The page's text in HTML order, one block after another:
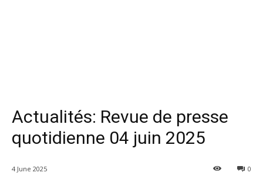
Actualités: Revue de presse
quotidienne 04 juin 2025
4 June 2025 0